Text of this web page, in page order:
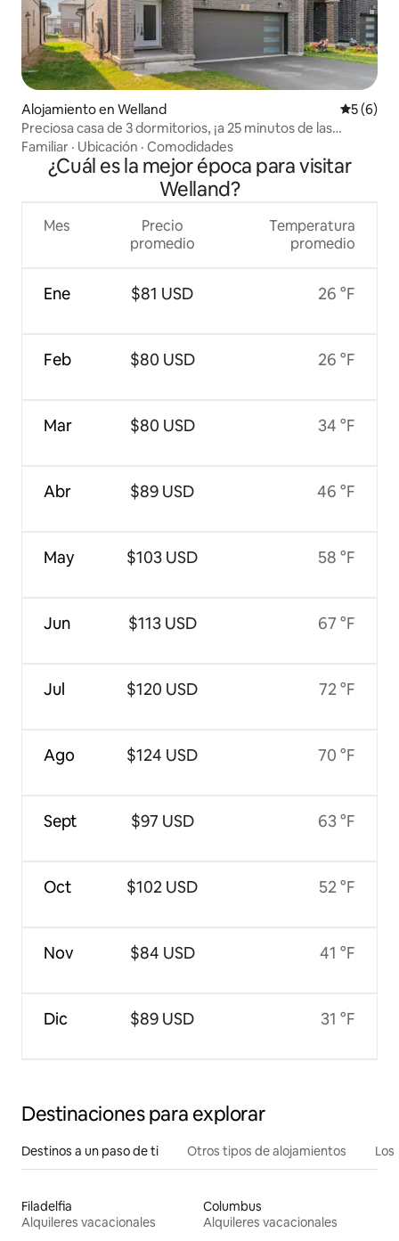
Alojamiento en Welland
5 (6)
Preciosa casa de 3 dormitorios, ¡a 25 minutos de las
Cataratas del Niágara!
Familiar · Ubicación · Comodidades
¿Cuál es la mejor época para visitar
Welland?
Mes
Ene
Feb
Mar
Abr
May
Jun
Jul
Ago
Sept
Oct
Nov
Dic
Precio
promedio
$81 USD
$80 USD
$80 USD
$89 USD
$103 USD
$113 USD
$120 USD
$124 USD
$97 USD
$102 USD
$84 USD
$89 USD
Temperatura
promedio
26 °F
26 °F
34 °F
46 °F
58 °F
67 °F
72 °F
70 °F
63 °F
52 °F
41 °F
31 °F
Destinaciones para explorar
Destinos a un paso de ti Otros tipos de alojamientos
Filadelfia
Alquileres vacacionales
Columbus
Alquileres vacacionales